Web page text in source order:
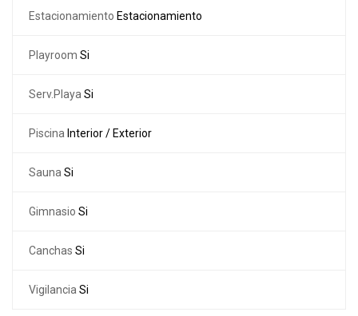
Estacionamiento Estacionamiento
Playroom Si
Serv.Playa Si
Piscina Interior / Exterior
Sauna Si
Gimnasio Si
Canchas Si
Vigilancia Si